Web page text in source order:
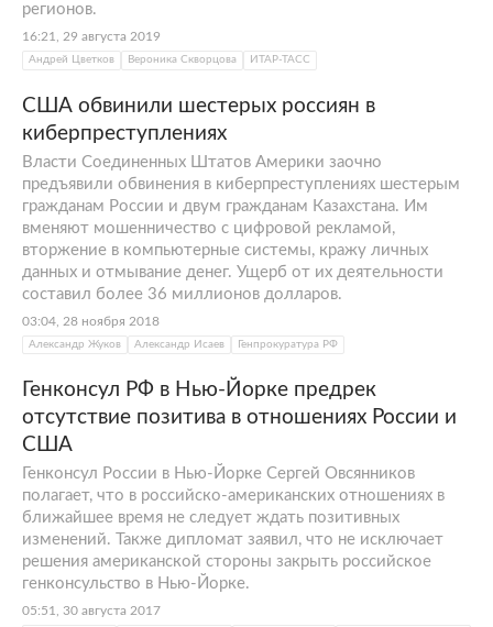
регионов.
16:21, 29 августа 2019
Андрей Цветков Вероника Скворцова ИТАР-ТАСС
США обвинили шестерых россиян в
киберпреступлениях
Власти Соединенных Штатов Америки заочно
предъявили обвинения в киберпреступлениях шестерым
гражданам России и двум гражданам Казахстана. Им
вменяют мошенничество с цифровой рекламой,
вторжение в компьютерные системы, кражу личных
данных и отмывание денег. Ущерб от их деятельности
составил более 36 миллионов долларов.
03:04, 28 ноября 2018
Александр Жуков Александр Исаев Генпрокуратура РФ
Генконсул РФ в Нью-Йорке предрек
отсутствие позитива в отношениях России и
США
Генконсул России в Нью-Йорке Сергей Овсянников
полагает, что в российско-американских отношениях в
ближайшее время не следует ждать позитивных
изменений. Также дипломат заявил, что не исключает
решения американской стороны закрыть российское
генконсульство в Нью-Йорке.
05:51, 30 августа 2017